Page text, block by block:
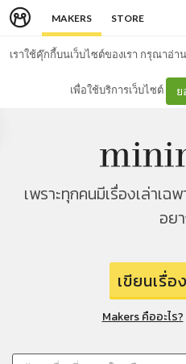
MAKERS STORE
เราใช้คุ๊กกี้บนเว็บไซต์ของเรา กรุณาอ่
เพื่อใช้บริการเว็บไซต์ ย
เพราะทุกคนมีเรื่องเล่าเฉ
อย
เขียนเรื่
Makers คืออะไร?